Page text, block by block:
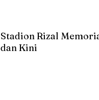
Stadion Rizal
dan Kini